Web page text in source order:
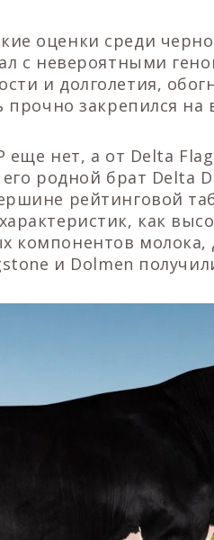
оценки среди
с невероятными
и долголетия,
закрепился на
нет, а от Delta
родной брат Delta
рейтинговой
как
компонентов молока,
и Dolmen